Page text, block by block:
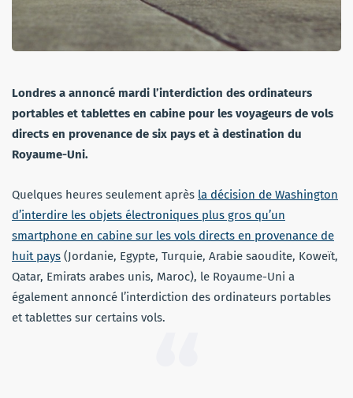
Londres a annoncé mardi l’interdiction des ordinateurs
portables et tablettes en cabine pour les voyageurs de vols
directs en provenance de six pays et à destination du
Royaume-Uni.
Quelques heures seulement après la décision de Washington
d’interdire les objets électroniques plus gros qu’un
smartphone en cabine sur les vols directs en provenance de
huit pays (Jordanie, Egypte, Turquie, Arabie saoudite, Koweït,
Qatar, Emirats arabes unis, Maroc), le Royaume-Uni a
également annoncé l’interdiction des ordinateurs portables
et tablettes sur certains vols.